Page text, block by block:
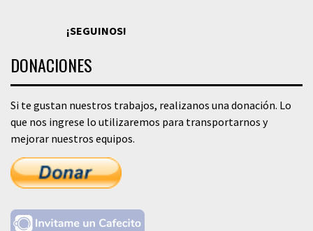
¡SEGUINOS!
DONACIONES
Si te gustan nuestros trabajos, realizanos una donación. Lo
que nos ingrese lo utilizaremos para transportarnos y
mejorar nuestros equipos.